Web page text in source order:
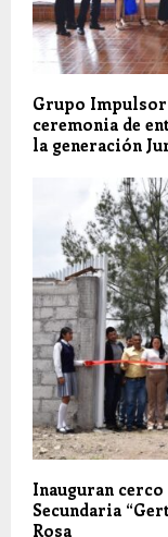
Grupo
ceremonia de
la generación
Inauguran
Secundaria
Rosa